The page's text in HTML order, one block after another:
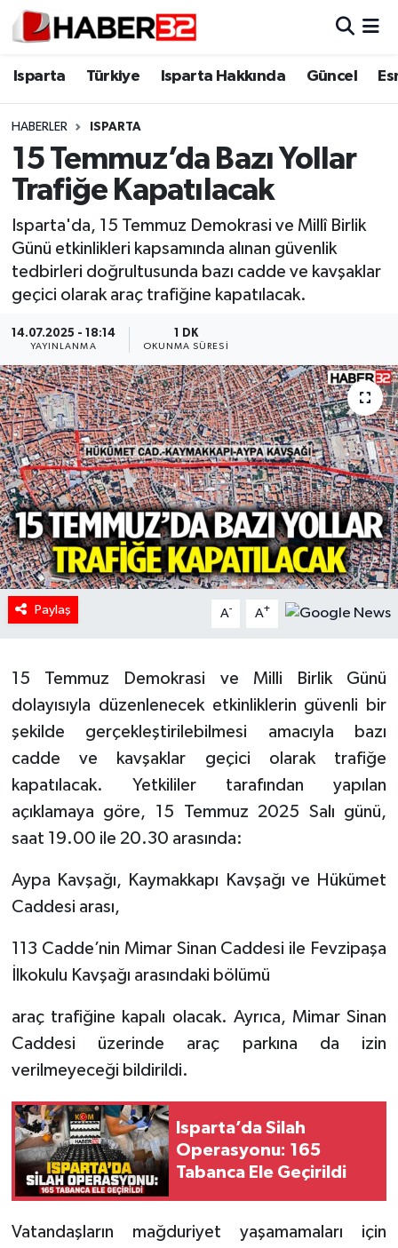
Isparta Türkiye Isparta Hakkında Güncel
HABERLER ISPARTA
15 Temmuz’da Bazı Yollar
Trafiğe Kapatılacak
Isparta'da, 15 Temmuz Demokrasi ve Millî Birlik
Günü etkinlikleri kapsamında alınan güvenlik
tedbirleri doğrultusunda bazı cadde ve kavşaklar
geçici olarak araç trafiğine kapatılacak.
14.07.2025 - 18:14
YAYINLANMA
1 DK
OKUNMA SÜRESI
Paylaş A- A+
15 Temmuz Demokrasi ve Milli Birlik Günü
dolayısıyla düzenlenecek etkinliklerin güvenli bir
şekilde gerçekleştirilebilmesi amacıyla bazı
cadde ve kavşaklar geçici olarak trafiğe
kapatılacak. Yetkililer tarafından yapılan
açıklamaya göre, 15 Temmuz 2025 Salı günü,
saat 19.00 ile 20.30 arasında:
Aypa Kavşağı, Kaymakkapı Kavşağı ve Hükümet
Caddesi arası,
113 Cadde’nin Mimar Sinan Caddesi ile Fevzipaşa
İlkokulu Kavşağı arasındaki bölümü
araç trafiğine kapalı olacak. Ayrıca, Mimar Sinan
Caddesi üzerinde araç parkına da izin
verilmeyeceği bildirildi.
Isparta’da Silah
Operasyonu: 165
Tabanca Ele Geçirildi
Vatandaşların mağduriyet yaşamamaları için
Isparta
Esnaf Diyor ki;
ASAYİŞ
BİLİM VE TEKNOLOJİ
EĞİTİM
GENEL
Güncel
HABERDE İNSAN
İlginç
KÜLTÜR SANAT
MAGAZİN
Oyun
RESMİ İLANLAR
Spor
Tarihi Yapılarımız
Teknoloji
Yerel
İletişim
Künye
Isparta Nöbetçi Eczaneler
Isparta Trafik Yoğunluk Haritası
Süper Lig Puan Durumu ve Fikstür
Tüm Manşetler
Son Dakika Haberleri
Haber Arşivi